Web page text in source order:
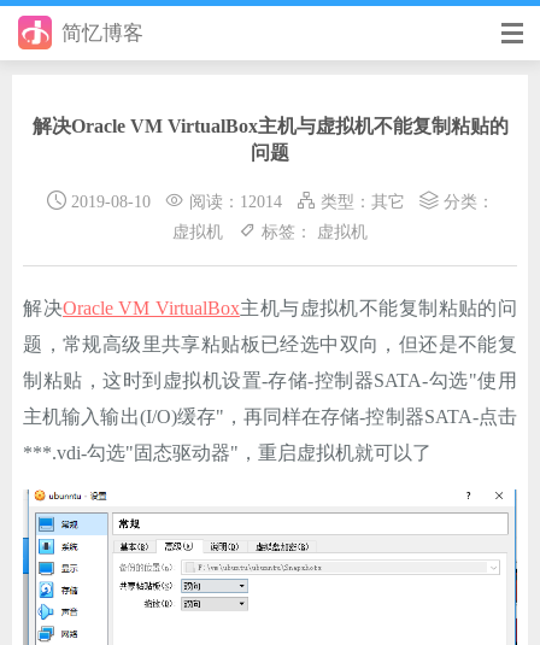
简忆博客
前端
后端
日记
其它
在线工具
优秀个人博客
省钱帮
ChatGPT
解决Oracle VM VirtualBox主机与虚拟机不能复制粘贴的
问题
2019-08-10 阅读：12014 类型： 其它
分类：
虚拟机
标签： 虚拟机
解决Oracle VM VirtualBox主机与虚拟机不能复制粘贴的问
题，常规高级里共享粘贴板已经选中双向，但还是不能复
制粘贴，这时到虚拟机设置-存储-控制器SATA-勾选"使用
主机输入输出(I/O)缓存"，再同样在存储-控制器SATA-点击
***.vdi-勾选"固态驱动器"，重启虚拟机就可以了